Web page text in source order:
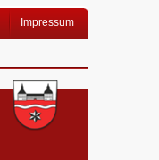
Impressum